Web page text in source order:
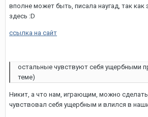
вполне может быть, писала наугад, так
здесь :D
ссылка на сайт
остальные чувствуют себя ущербными
теме)
Никит, а что нам, играющим, можно
чувствовал себя ущербным и влился в